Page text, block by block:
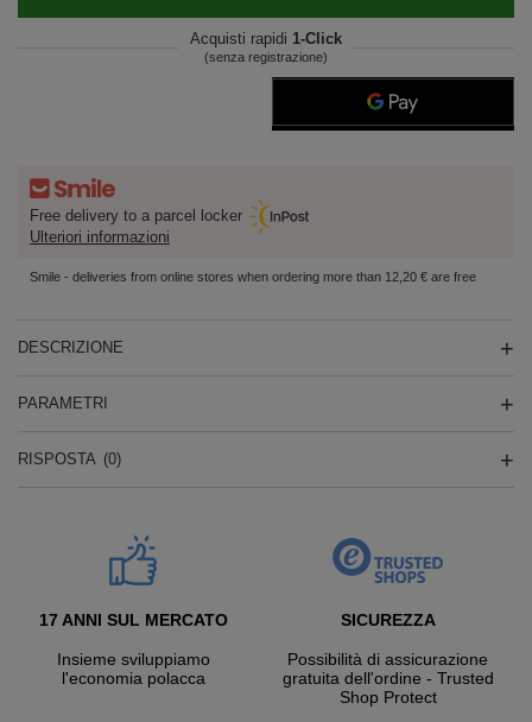
Acquisti rapidi 1-Click
(senza registrazione)
Free delivery to a parcel locker
Ulteriori informazioni
Smile - deliveries from online stores when ordering more than 12,20 € are free
DESCRIZIONE
PARAMETRI
RISPOSTA (0)
17 ANNI SUL MERCATO
Insieme sviluppiamo
l'economia polacca
SICUREZZA
Possibilità di assicurazione
gratuita dell'ordine - Trusted
Shop Protect